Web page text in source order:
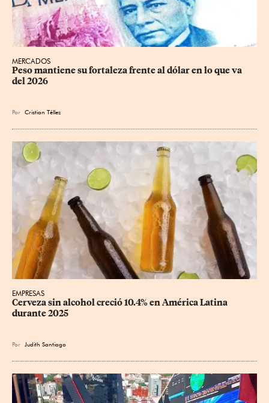
MERCADOS
Peso mantiene su fortaleza frente al dólar en lo que va
del 2026
Por Cristian Téllez
EMPRESAS
Cerveza sin alcohol creció 10.4% en América Latina
durante 2025
Por Judith Santiago